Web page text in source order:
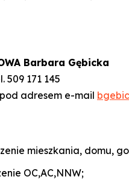
Barbara Gębicka
509 171 145
adresem e-mail
mieszkania, domu,
OC,AC,NNW;